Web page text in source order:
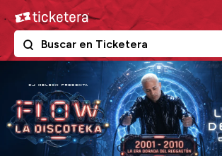
to
content
Accessibility
Buy
Search
Ticketera
Ticketera
The following text field filters the